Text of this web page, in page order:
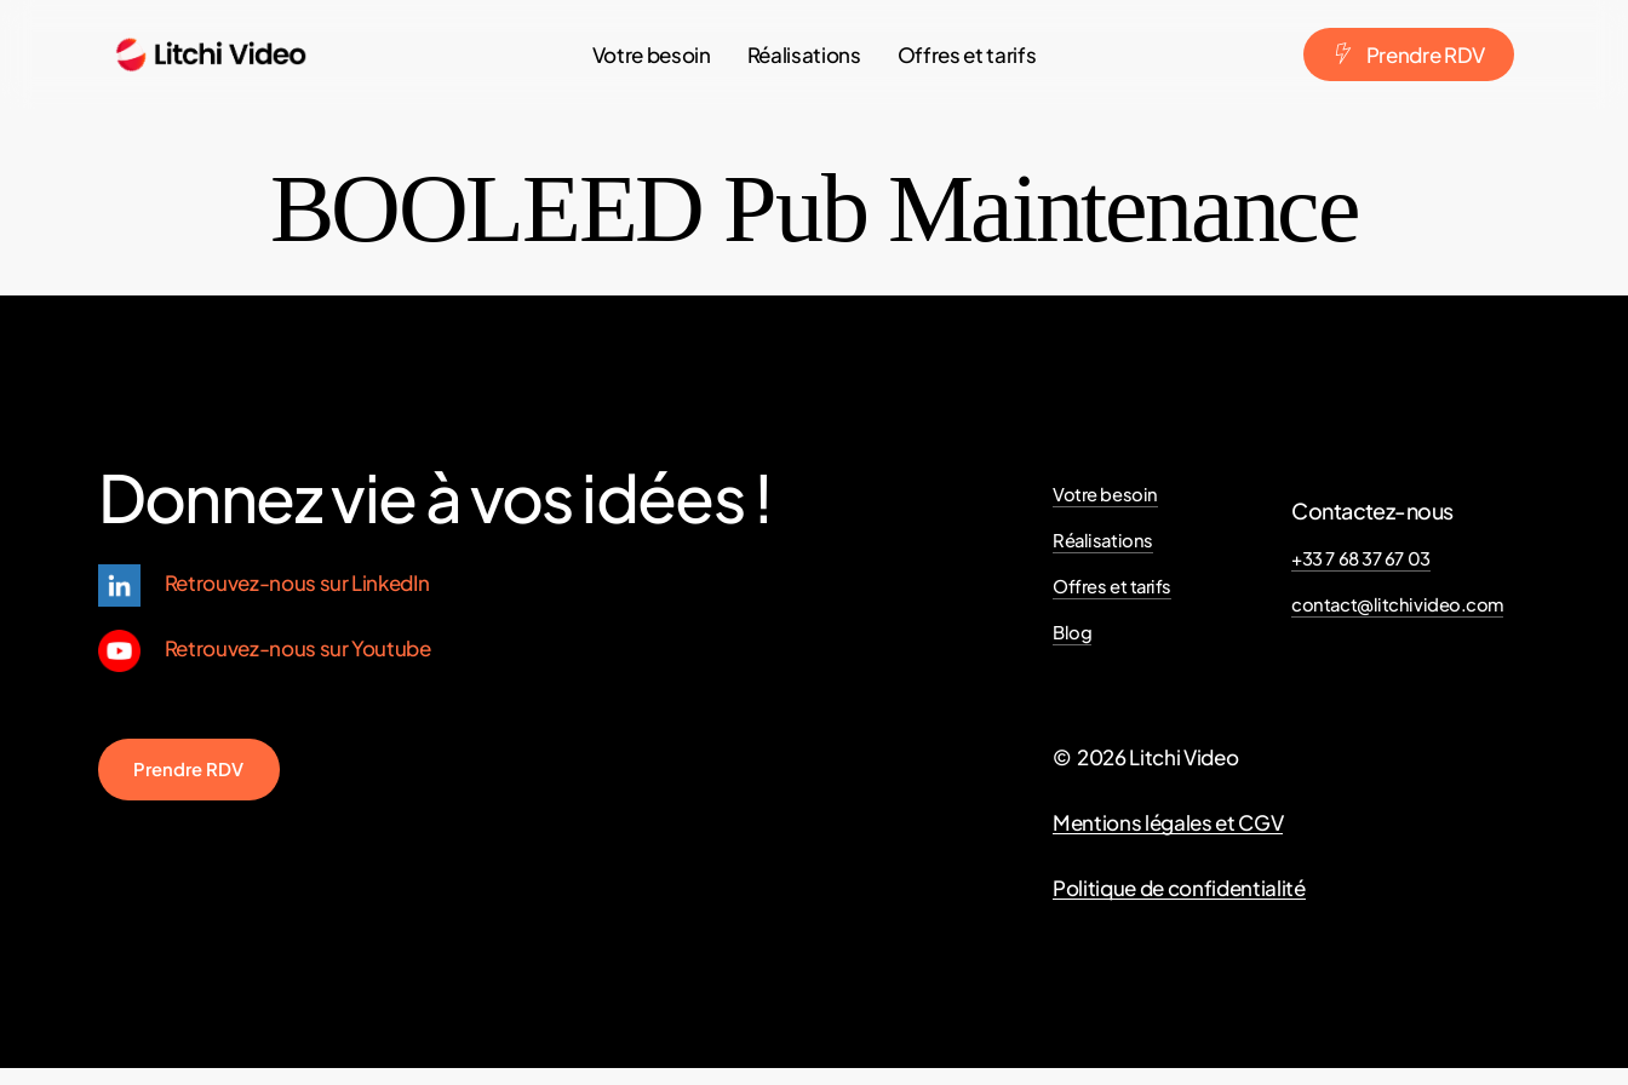
Votre besoin Réalisations Offres et tarifs PrendreRDV
BOOLEED Pub Maintenance
Donnezvieàvosidées!
Retrouvez-nous sur LinkedIn
Retrouvez-nous sur Youtube
Votre besoin
Réalisations
Offres et tarifs
Blog
Contactez-nous
+33 7 68 37 67 03
contact@litchivideo.com
Prendre RDV © 2026Litchi Video
Mentions légales et CGV
Politique de confidentialité